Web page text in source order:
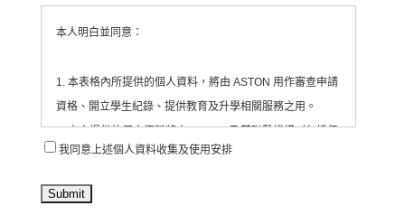
本人明白並同意：
1. 本表格內所提供的個人資料，將由 ASTON 用作審查申請
資格、開立學生紀錄、提供教育及升學相關服務之用。
2. 本人提供的個人資料將由 ASTON 及其聯繫機構（包括但
不限於合作教育機構、活動承辦單位等）收集、處理及使
3. ASTON 會將有關資料存放於為每位學生/申請人開設的紀
我同意上述個人資料收集及使用安排